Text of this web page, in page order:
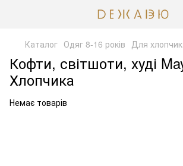
Каталог Одяг 8-16 років Для
Кофти, світшоти, худі
Хлопчика
Немає товарів